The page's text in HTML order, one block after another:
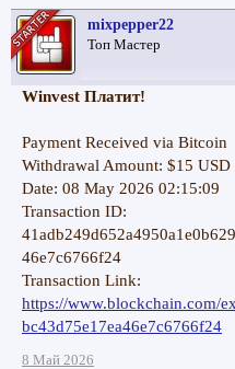
mixpepper22
Топ Мастер
Winvest Платит!
Payment Received via Bitcoin
Withdrawal Amount: $15 USD
Date: 08 May 2026 02:15:09
Transaction ID:
46e7c6766f24
Transaction Link:
https://www.blockchain.com/
bc43d75e17ea46e7c6766f24
8 Май 2026